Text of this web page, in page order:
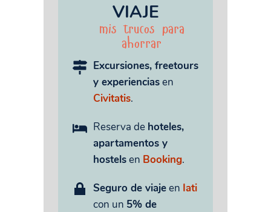
VIAJE
mis trucos para
ahorrar
Excursiones, freetours
y experienciasen
Civitatis.
Reserva de hoteles,
apartamentos y
hostelsen Booking.
Seguro de viajeen Iati
con un 5% de